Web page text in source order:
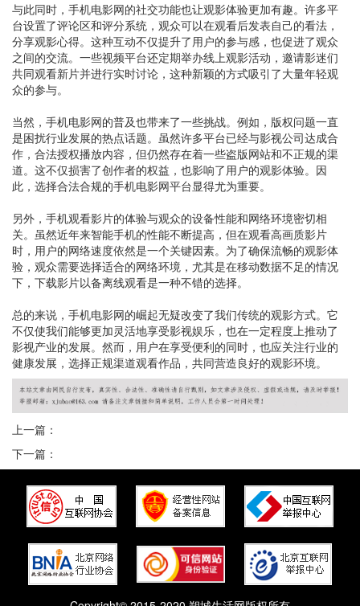
与此同时，手机电影网的社交功能也让观影体验更加有趣。许多平
台设置了评论区和评分系统，观众可以在观看后发表自己的看法，
分享观影心得。这种互动不仅提升了用户的参与感，也促进了观众
之间的交流。一些视频平台还定期举办线上观影活动，邀请影迷们
共同观看新片并进行实时讨论，这种新颖的方式吸引了大量年轻观
众的参与。
当然，手机电影网的普及也带来了一些挑战。例如，版权问题一直
是困扰行业发展的热点话题。虽然许多平台已经与影视公司达成合
作，合法授权播放内容，但仍然存在着一些盗版网站和不正规的渠
道。这不仅损害了创作者的权益，也影响了用户的观影体验。因
此，选择合法合规的手机电影网平台显得尤为重要。
另外，手机观看影片的体验与观众的设备性能和网络环境密切相
关。虽然近年来智能手机的性能不断提高，但在观看高画质影片
时，用户的网络速度依然是一个关键因素。为了确保流畅的观影体
验，观众需要选择适合的网络环境，尤其是在移动数据不足的情况
下，下载影片以备离线观看是一种不错的选择。
总的来说，手机电影网的崛起无疑改变了我们传统的观影方式。它
不仅使我们能够更加灵活地享受影视娱乐，也在一定程度上推动了
影视产业的发展。然而，用户在享受便利的同时，也应关注行业的
健康发展，选择正规渠道观看作品，共同营造良好的观影环境。
上一篇：
下一篇：